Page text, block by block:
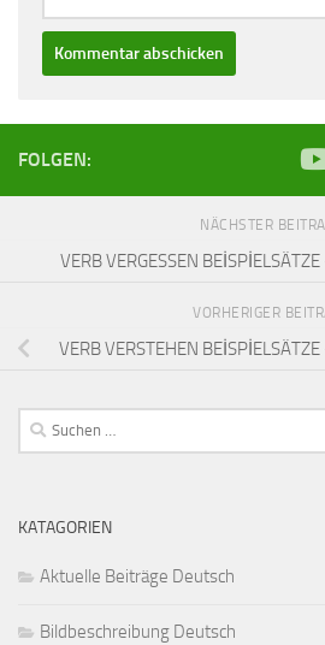
FOLGEN:
NÄCHSTER
VERB VERGESSEN
VORHERIGER
VERB VERSTEHEN
Suchen
nach:
KATAGORIEN
Aktuelle Beiträge Deutsch
Bildbeschreibung Deutsch